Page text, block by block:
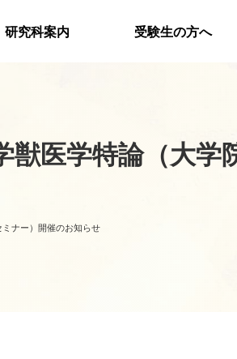
研究科案内 受験生の方へ
獣医学特論（大
ナー）開催のお知らせ